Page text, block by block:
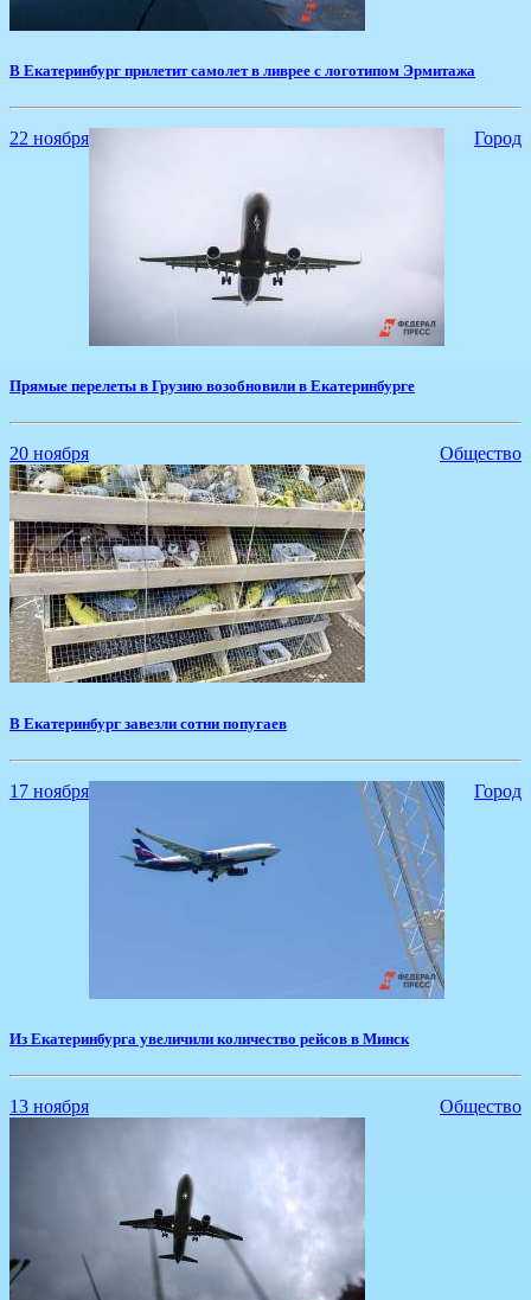
​В Екатеринбург прилетит самолет в ливрее с логотипом Эрмитажа
22 ноября Город
Прямые перелеты в Грузию возобновили в Екатеринбурге
20 ноября Общество
В Екатеринбург завезли сотни попугаев
17 ноября Город
Из Екатеринбурга увеличили количество рейсов в Минск
13 ноября Общество